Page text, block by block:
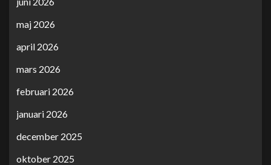
maj 2026
april 2026
mars 2026
februari 2026
januari 2026
december 2025
oktober 2025